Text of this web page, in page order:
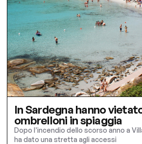
In Sardegna hanno
ombrelloni in spiaggia
Dopo l’incendio dello scorso anno a
ha dato una stretta agli accessi